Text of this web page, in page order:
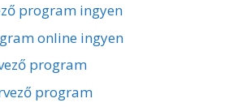
program ingyen
online ingyen
program
program